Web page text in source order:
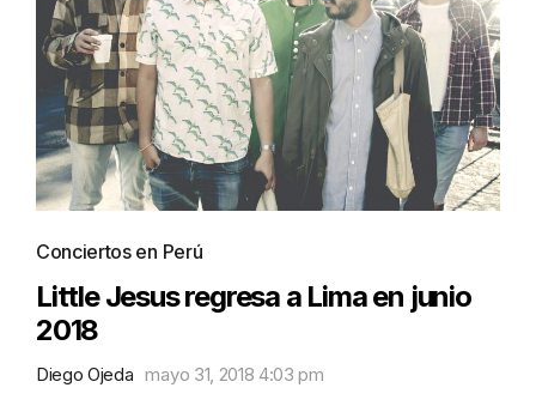
Conciertos en Perú
Little Jesus regresa a Lima en junio
2018
Diego Ojeda mayo 31, 2018 4:03 pm